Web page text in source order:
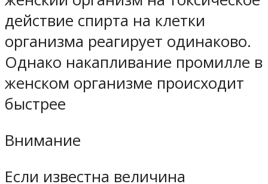
действие спирта на клетки
организма реагирует одинаково.
Однако накапливание промилле в
женском организме происходит
быстрее
Внимание
Если известна величина